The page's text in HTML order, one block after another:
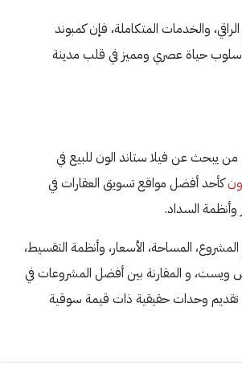
والخدمات المتكاملة، فإن كمبوند
حياة عصري ومميز في قلب مدينة
يبحث عن فيلا ستاند الون للبيع في
ونكأحد أفضل مواقع تسويق العقارات في
السداد.
المساحة، الأسعار، وأنظمة التقسيط،
ويست، و المقارنة بين أفضل المشروعات في
تقديم وحدات حقيقية ذات قيمة سوقية